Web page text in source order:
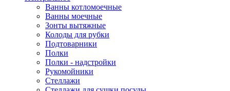
Ванны котломоечные
Ванны моечные
Зонты вытяжные
Колоды для рубки
Подтоварники
Полки
Полки - надстройки
Рукомойники
Стеллажи